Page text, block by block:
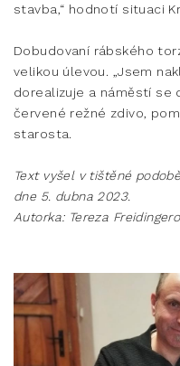
stavba,“ hodnotí situaci
Dobudovaní rábského
velikou úlevou. „Jsem
dorealizuje a náměstí se
červené režné zdivo,
starosta.
Text vyšel v tištěné
dne 5. dubna 2023.
Autorka: Tereza